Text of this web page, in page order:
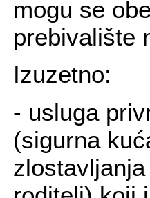
mogu se
prebivalište
Izuzetno:
- usluga
(sigurna